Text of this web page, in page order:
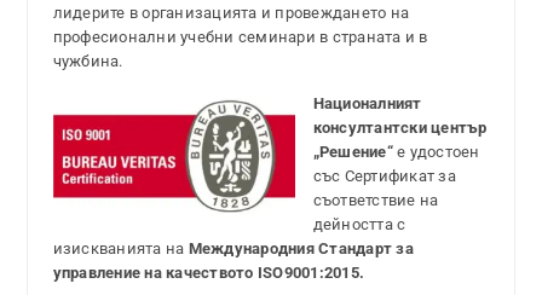
лидерите в организацията и провеждането на
професионални учебни семинари в страната и в
чужбина.
Националният
консултантски център
„Решение“е удостоен
със Сертификат за
съответствие на
дейността с
изискванията на Международния Стандарт за
управление на качеството ISO9001:2015.